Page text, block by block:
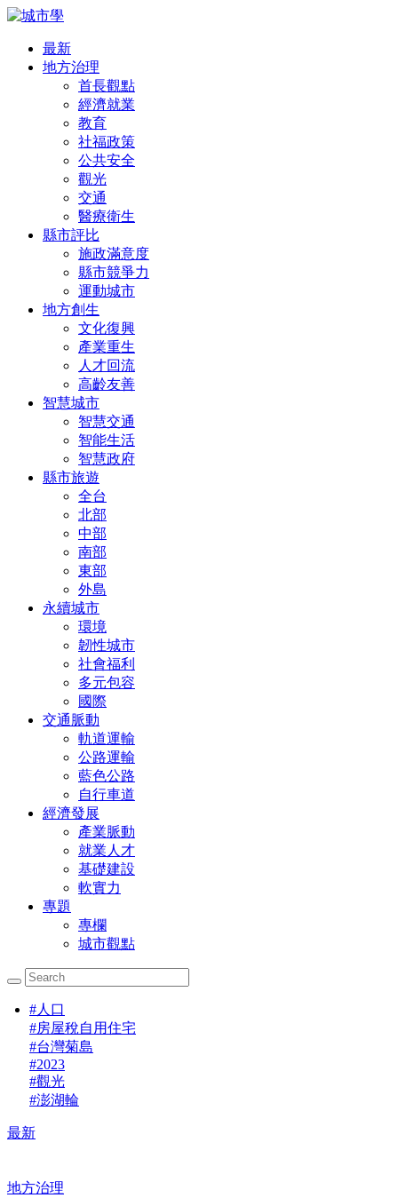
最新
地方治理
首長觀點
經濟就業
教育
社福政策
公共安全
觀光
交通
醫療衛生
縣市評比
施政滿意度
縣市競爭力
運動城市
地方創生
文化復興
產業重生
人才回流
高齡友善
智慧城市
智慧交通
智能生活
智慧政府
縣市旅遊
全台
北部
中部
南部
東部
外島
永續城市
環境
韌性城市
社會福利
多元包容
國際
交通脈動
軌道運輸
公路運輸
藍色公路
自行車道
經濟發展
產業脈動
就業人才
基礎建設
軟實力
專題
專欄
城市觀點
#人口
#房屋稅自用住宅
#台灣菊島
#2023
#觀光
#澎湖輪
最新
地方治理